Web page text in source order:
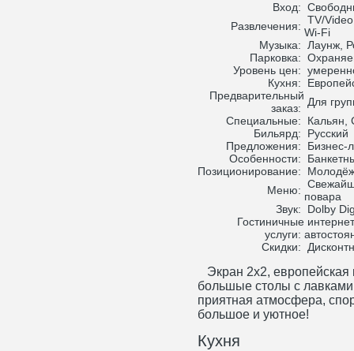
Вход:
Развлечения: TV/
Wi-Fi
Музыка:
Лаунж,
Парковка:
Уровень цен:
Кухня:
Предварительный
заказ:
Для
Специальные:
Кальян,
Бильярд:
Русский
Предложения:
Бизнес-
Особенности:
Позиционирование:
Меню: повара
Звук:
Dolby
Гостиничные
услуги:
Скидки:
Экран 2х2, европейская
большые столы с
приятная атмосфера,
большое и уютное!
Кухня